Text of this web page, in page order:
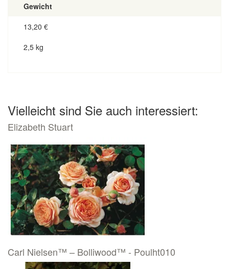
Gewicht
13,20 €
2,5 kg
Vielleicht sind Sie auch interessiert:
Elizabeth Stuart
Carl Nielsen™ – Bolliwood™ - Poulht010